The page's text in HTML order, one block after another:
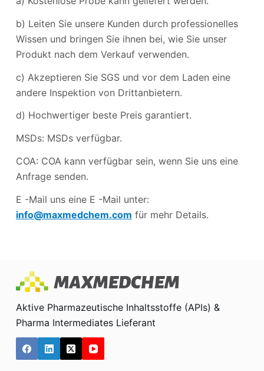
b) Leiten Sie unsere Kunden durch professionelles
Wissen und bringen Sie ihnen bei, wie Sie unser
Produkt nach dem Verkauf verwenden.
c) Akzeptieren Sie SGS und vor dem Laden eine
andere Inspektion von Drittanbietern.
d) Hochwertiger beste Preis garantiert.
MSDs: MSDs verfügbar.
COA: COA kann verfügbar sein, wenn Sie uns eine
Anfrage senden.
E -Mail uns eine E -Mail unter:
info@maxmedchem.com für mehr Details.
Aktive Pharmazeutische Inhaltsstoffe (APIs) &
Pharma Intermediates Lieferant